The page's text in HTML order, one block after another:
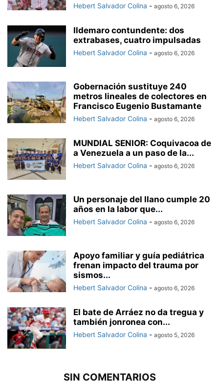
Hebert Salvador Colina - agosto 6, 2026
Ildemaro contundente: dos
extrabases, cuatro impulsadas
Hebert Salvador Colina - agosto 6, 2026
Gobernación sustituye 240
metros lineales de colectores en
Francisco Eugenio Bustamante
Hebert Salvador Colina - agosto 6, 2026
MUNDIAL SENIOR: Coquivacoa de
a Venezuela a un paso de la...
Hebert Salvador Colina - agosto 6, 2026
Un personaje del llano cumple 20
años en la labor que...
Hebert Salvador Colina - agosto 6, 2026
Apoyo familiar y guía pediátrica
frenan impacto del trauma por
sismos...
Hebert Salvador Colina - agosto 6, 2026
El bate de Arráez no da tregua y
también jonronea con...
Hebert Salvador Colina - agosto 5, 2026
SIN COMENTARIOS